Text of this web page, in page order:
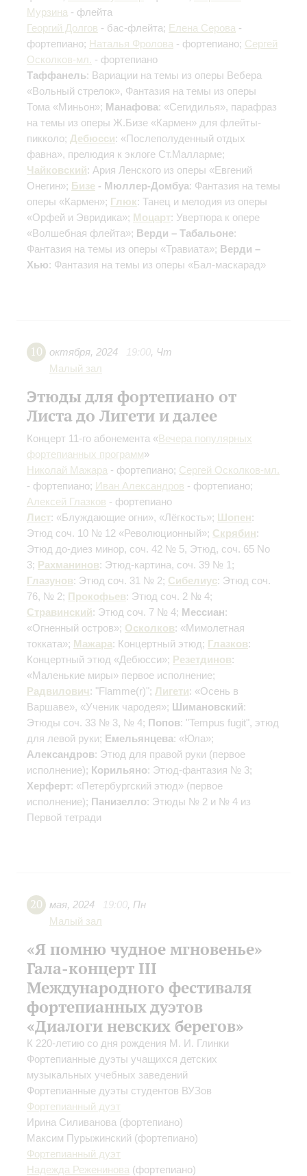
Мурзина - флейта
Георгий Долгов - бас-флейта; Елена Серова -
фортепиано; Наталья Фролова - фортепиано; Сергей
Осколков-мл. - фортепиано
Таффанель: Вариации на темы из оперы Вебера
«Вольный стрелок», Фантазия на темы из оперы
Тома «Миньон»; Манафова: «Сегидилья», парафраз
на темы из оперы Ж.Бизе «Кармен» для флейты-
пикколо; Дебюсси: «Послеполуденный отдых
фавна», прелюдия к эклоге Ст.Малларме;
Чайковский: Ария Ленского из оперы «Евгений
Онегин»; Бизе - Мюллер-Домбуа: Фантазия на темы
оперы «Кармен»; Глюк: Танец и мелодия из оперы
«Орфей и Эвридика»; Моцарт: Увертюра к опере
«Волшебная флейта»; Верди – Табальоне:
Фантазия на темы из оперы «Травиата»; Верди –
Хью: Фантазия на темы из оперы «Бал-маскарад»
10 октября, 2024 19:00, Чт
Малый зал
Этюды для фортепиано от
Листа до Лигети и далее
Концерт 11-го абонемента «Вечера популярных
фортепианных программ»
Николай Мажара - фортепиано; Сергей Осколков-мл.
- фортепиано; Иван Александров - фортепиано;
Алексей Глазков - фортепиано
Лист: «Блуждающие огни», «Лёгкость»; Шопен:
Этюд соч. 10 № 12 «Революционный»; Скрябин:
Этюд до-диез минор, соч. 42 № 5, Этюд, соч. 65 No
3; Рахманинов: Этюд-картина, соч. 39 № 1;
Глазунов: Этюд соч. 31 № 2; Сибелиус: Этюд соч.
76, № 2; Прокофьев: Этюд соч. 2 № 4;
Стравинский: Этюд соч. 7 № 4; Мессиан:
«Огненный остров»; Осколков: «Мимолетная
токката»; Мажара: Концертный этюд; Глазков:
Концертный этюд «Дебюсси»; Резетдинов:
«Маленькие миры» первое исполнение;
Радвилович: "Flamme(r)"; Лигети: «Осень в
Варшаве», «Ученик чародея»; Шимановский:
Этюды соч. 33 № 3, № 4; Попов: "Tempus fugit", этюд
для левой руки; Емельянцева: «Юла»;
Александров: Этюд для правой руки (первое
исполнение); Корильяно: Этюд-фантазия № 3;
Херферт: «Петербургский этюд» (первое
исполнение); Панизелло: Этюды № 2 и № 4 из
Первой тетради
20 мая, 2024 19:00, Пн
Малый зал
«Я помню чудное мгновенье»
Гала-концерт III
Международного фестиваля
фортепианных дуэтов
«Диалоги невских берегов»
К 220-летию со дня рождения М. И. Глинки
Фортепианные дуэты учащихся детских
музыкальных учебных заведений
Фортепианные дуэты студентов ВУЗов
Фортепианный дуэт
Ирина Силиванова (фортепиано)
Максим Пурыжинский (фортепиано)
Фортепианный дуэт
Надежда Реженинова (фортепиано)